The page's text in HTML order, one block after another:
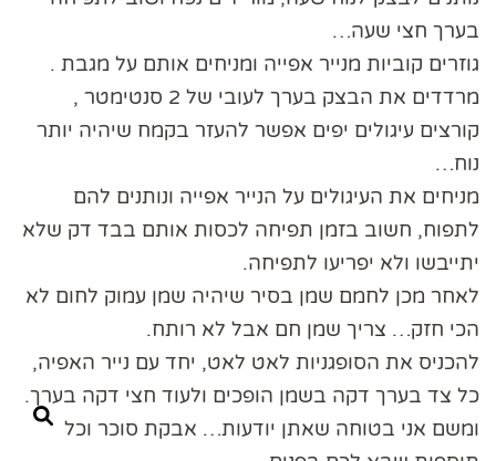
בערך חצי שעה…
גוזרים קוביות מנייר אפייה ומניחים אותם על מגבת .
מרדדים את הבצק בערך לעובי של 2 סנטימטר ,
קורצים עיגולים יפים אפשר להעזר בקמח שיהיה יותר
נוח…
מניחים את העיגולים על הנייר אפייה ונותנים להם
לתפוח, חשוב בזמן תפיחה לכסות אותם בבד דק שלא
יתייבשו ולא יפריעו לתפיחה.
לאחר מכן לחמם שמן בסיר שיהיה שמן עמוק לחום לא
הכי חזק… צריך שמן חם אבל לא רותח.
להכניס את הסופגניות לאט לאט, יחד עם נייר האפיה,
כל צד בערך דקה בשמן הופכים ולעוד חצי דקה בערך.
ומשם אני בטוחה שאתן יודעות… אבקת סוכר וכל